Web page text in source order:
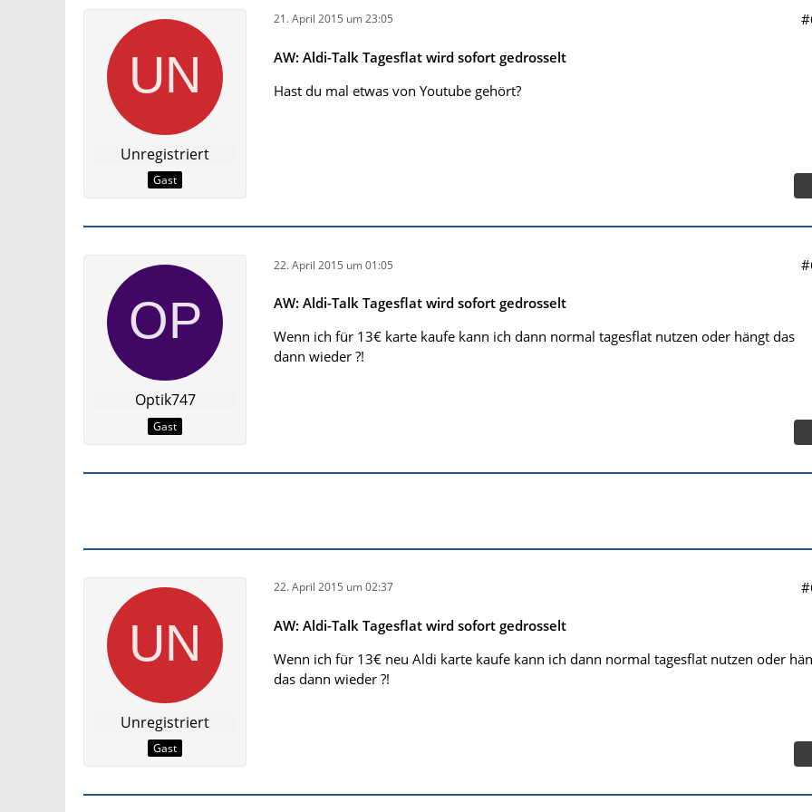
Unregistriert
Gast
21. April 2015 um 23:05
AW: Aldi-Talk Tagesflat wird sofort gedrosselt
Hast du mal etwas von Youtube gehört?
Optik747
Gast
22. April 2015 um 01:05
AW: Aldi-Talk Tagesflat wird sofort gedrosselt
Wenn ich für 13€ karte kaufe kann ich dann normal tagesflat nutzen oder hängt das
dann wieder ?!
Unregistriert
Gast
22. April 2015 um 02:37
AW: Aldi-Talk Tagesflat wird sofort gedrosselt
Wenn ich für 13€ neu Aldi karte kaufe kann ich dann normal tagesflat nutzen oder
das dann wieder ?!